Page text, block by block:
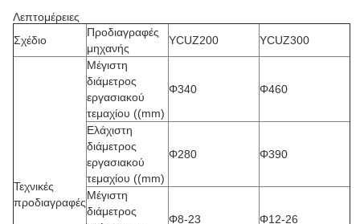
Λεπτομέρειες
Σχέδιο
Προδιαγραφές
μηχανής
YCUZ200 YCUZ300
Τεχνικές
προδιαγραφές
Μέγιστη
διάμετρος
εργασιακού
τεμαχίου ((mm)
Φ340 Φ460
Ελάχιστη
διάμετρος
εργασιακού
τεμαχίου ((mm)
Φ280 Φ390
Μέγιστη
διάμετρος
Φ8-23 Φ12-26